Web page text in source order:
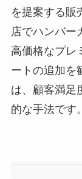
を提案する販
店でハンバー
高価格なプレ
ートの追加を
は、顧客満足
的な手法です。